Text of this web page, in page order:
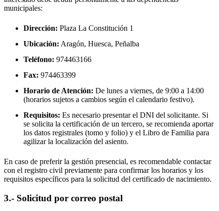
municipales:
Dirección: Plaza La Constitución 1
Ubicación: Aragón, Huesca, Peñalba
Teléfono: 974463166
Fax: 974463399
Horario de Atención: De lunes a viernes, de 9:00 a 14:00
(horarios sujetos a cambios según el calendario festivo).
Requisitos: Es necesario presentar el DNI del solicitante. Si
se solicita la certificación de un tercero, se recomienda aportar
los datos registrales (tomo y folio) y el Libro de Familia para
agilizar la localización del asiento.
En caso de preferir la gestión presencial, es recomendable contactar
con el registro civil previamente para confirmar los horarios y los
requisitos específicos para la solicitud del certificado de nacimiento.
3.- Solicitud por correo postal